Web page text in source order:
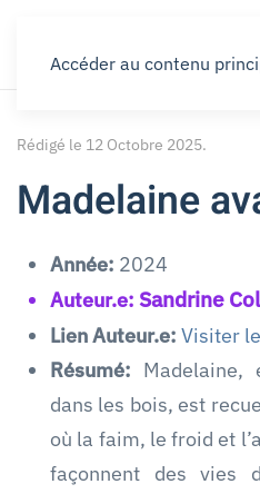
Accéder au contenu
Rédigé le 12 Octobre 2025.
Madelaine
Année: 2024
Auteur.e: Sandrine
Lien Auteur.e: Visiter
Résumé: Madelaine,
dans les bois, est
où la faim, le froid et
façonnent des vies